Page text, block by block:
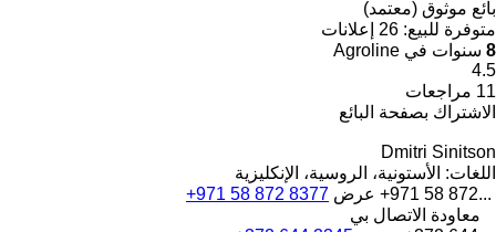
بائع موثوق (معتمد)
متوفرة للبيع: 26 إعلانات
8 سنوات في Agroline
4.5
11 مراجعات
الاشتراك بصفحة البائع
Dmitri Sinitson
اللغات: الأستونية، الروسية، الإنكليزية
+971 58 872... عرض +971 58 872 8377
معاودة الاتصال بي